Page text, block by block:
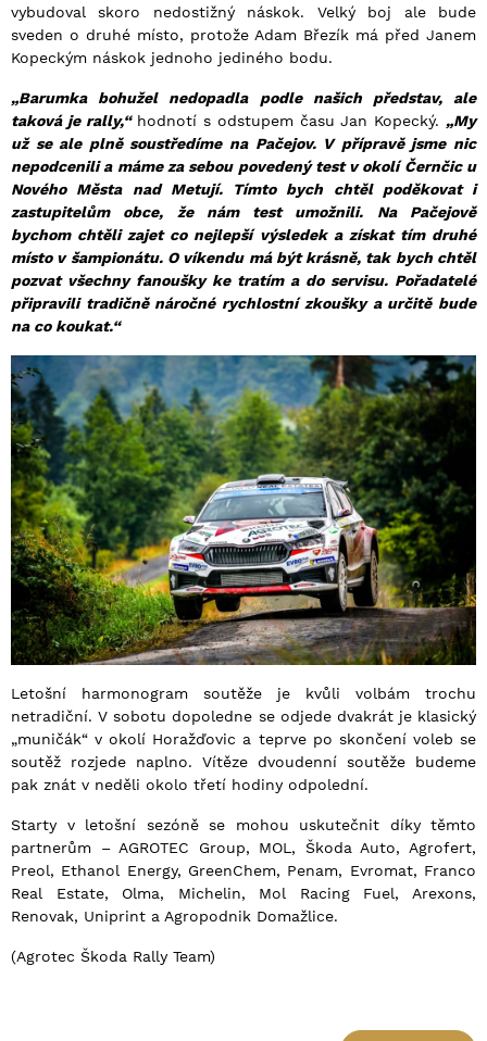
vybudoval skoro nedostižný náskok. Velký boj ale bude
sveden o druhé místo, protože Adam Březík má před Janem
Kopeckým náskok jednoho jediného bodu.
„Barumka bohužel nedopadla podle našich představ, ale
taková je rally,“hodnotí s odstupem času Jan Kopecký.„My
už se ale plně soustředíme na Pačejov. V přípravě jsme nic
nepodcenili a máme za sebou povedený test v okolí Černčic u
Nového Města nad Metují. Tímto bych chtěl poděkovat i
zastupitelům obce, že nám test umožnili. Na Pačejově
bychom chtěli zajet co nejlepší výsledek a získat tím druhé
místo v šampionátu. O víkendu má být krásně, tak bych chtěl
pozvat všechny fanoušky ke tratím a do servisu. Pořadatelé
připravili tradičně náročné rychlostní zkoušky a určitě bude
na co koukat.“
Letošní harmonogram soutěže je kvůli volbám trochu
netradiční. V sobotu dopoledne se odjede dvakrát je klasický
„muničák“ v okolí Horažďovic a teprve po skončení voleb se
soutěž rozjede naplno. Vítěze dvoudenní soutěže budeme
pak znát v neděli okolo třetí hodiny odpolední.
Starty v letošní sezóně se mohou uskutečnit díky těmto
partnerům – AGROTEC Group, MOL, Škoda Auto, Agrofert,
Preol, Ethanol Energy, GreenChem, Penam, Evromat, Franco
Real Estate, Olma, Michelin, Mol Racing Fuel, Arexons,
Renovak, Uniprint a Agropodnik Domažlice.
(Agrotec Škoda Rally Team)